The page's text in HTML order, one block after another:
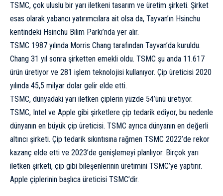
TSMC, çok uluslu bir yarı iletkeni tasarım ve üretim şirketi. Şirket
esas olarak yabancı yatırımcılara ait olsa da, Tayvan’ın Hsinchu
kentindeki Hsinchu Bilim Parkı’nda yer alır.
TSMC 1987 yılında Morris Chang tarafından Tayvan’da kuruldu.
Chang 31 yıl sonra şirketten emekli oldu. TSMC şu anda 11.617
ürün üretiyor ve 281 işlem teknolojisi kullanıyor. Çip üreticisi 2020
yılında 45,5 milyar dolar gelir elde etti.
TSMC, dünyadaki yarı iletken çiplerin yüzde 54’ünü üretiyor.
TSMC, Intel ve Apple gibi şirketlere çip tedarik ediyor, bu nedenle
dünyanın en büyük çip üreticisi. TSMC ayrıca dünyanın en değerli
altıncı şirketi. Çip tedarik sıkıntısına rağmen TSMC 2022’de rekor
kazanç elde etti ve 2023’de genişlemeyi planlıyor. Birçok yarı
iletken şirketi, çip gibi bileşenlerinin üretimini TSMC’ye yaptırır.
Apple çiplerinin başlıca üreticisi TSMC’dir.